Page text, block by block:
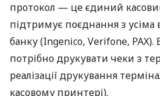
протокол — це єдиний
підтримує поєднання з
банку (Ingenico, Verifone, PAX).
потрібно друкувати чеки з
реалізації друкування
касовому принтері).